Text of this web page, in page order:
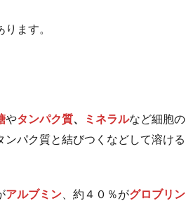
ます。
やタンパク質、 ミネラルなど細胞の
パク質と結びつくなどして溶ける
アルブミン 、約４０％がグロブリン